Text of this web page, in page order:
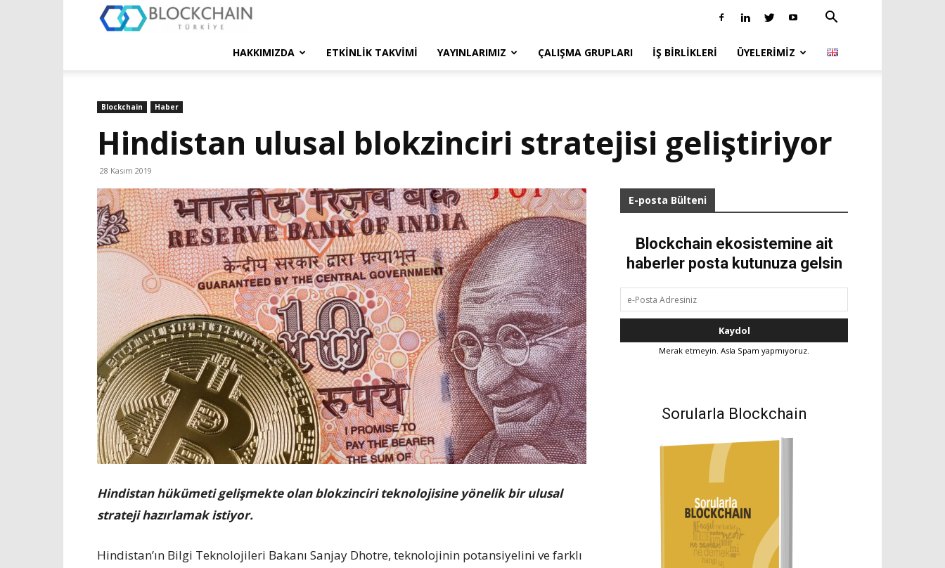
Türkiye
HAKKIMIZDA ETKINLIK TAKVIMI YAYINLARIMIZ ÇALIŞMA GRUPLARI İŞ BIRLIKLERI ÜYELERIMIZ
Blockchain Haber
Hindistan ulusal blokzinciri stratejisi geliştiriyor
28 Kasım 2019
Hindistan hükümeti gelişmekte olan blokzinciri teknolojisine yönelik bir ulusal
strateji hazırlamak istiyor.
Hindistan’ın Bilgi Teknolojileri Bakanı Sanjay Dhotre, teknolojinin potansiyelini ve farklı
E-posta Bülteni
Blockchain ekosistemine ait
haberler posta kutunuza gelsin
Merak etmeyin. Asla Spam yapmıyoruz.
Sorularla Blockchain